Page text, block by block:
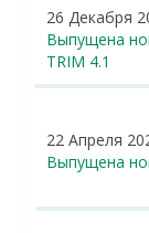
26 Декабря
Выпущена
TRIM 4.1
22 Апреля
Выпущена